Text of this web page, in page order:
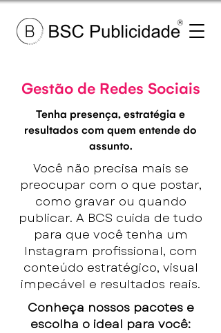
Gestão de Redes Sociais
Tenha presença, estratégia e
resultados com quem entende do
assunto.
Você não precisa mais se
preocupar com o que postar,
como gravar ou quando
publicar. A BCS cuida de tudo
para que você tenha um
Instagram profissional, com
conteúdo estratégico, visual
impecável e resultados reais.
Conheça nossos pacotes e
escolha o ideal para você: